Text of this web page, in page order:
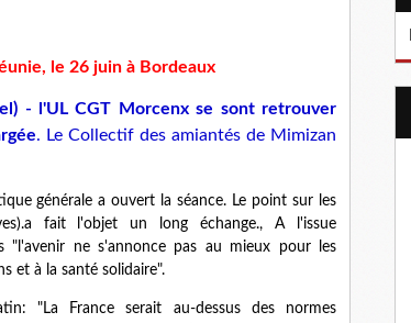
le 26 juin à Bordeaux
- l'UL CGT Morcenx se sont retrouver
. Le Collectif des amiantés de Mimizan
générale a ouvert la séance. Le point sur les
fait l'objet un long échange., A l'issue
ne s'annonce pas au mieux pour les
et à la santé solidaire".
"La France serait au-dessus des normes